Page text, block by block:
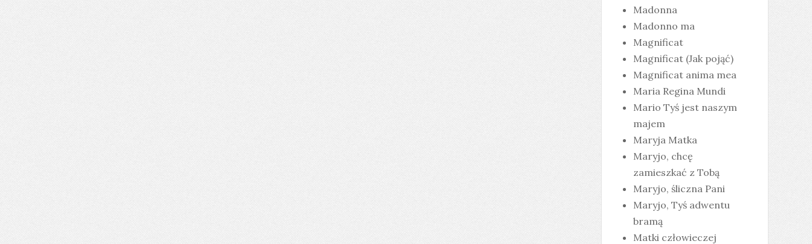
Madonna
Madonno ma
Magnificat
Magnificat (Jak pojąć)
Magnificat anima mea
Maria Regina Mundi
Mario Tyś jest naszym
majem
Maryja Matka
Maryjo, chcę
zamieszkać z Tobą
Maryjo, śliczna Pani
Maryjo, Tyś adwentu
bramą
Matki człowieczej